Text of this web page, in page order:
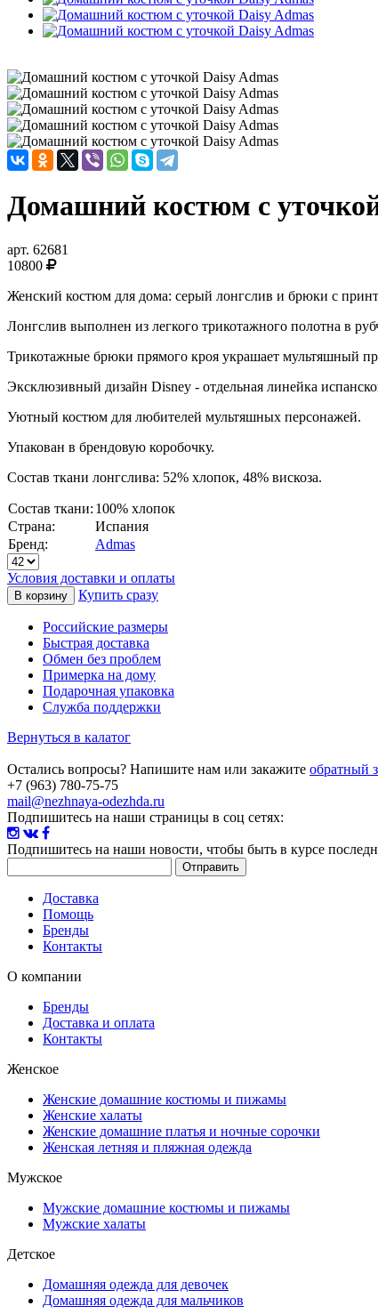
Домашний костюм с
арт. 62681
10800
Женский костюм для дома: серый лонгслив и брюки с
Лонгслив выполнен из легкого трикотажного полотна в
Трикотажные брюки прямого кроя украшает мультяшный
Эксклюзивный дизайн Disney - отдельная линейка
Уютный костюм для любителей мультяшных персонажей.
Упакован в брендовую коробочку.
Состав ткани лонгслива: 52% хлопок, 48% вискоза.
Состав ткани: 100% хлопок
Страна:
Испания
Бренд:
Admas
Условия доставки и оплаты
Купить сразу
Российские размеры
Быстрая доставка
Обмен без проблем
Примерка на дому
Подарочная упаковка
Служба поддержки
Вернуться в калатог
Остались вопросы? Напишите нам или закажите обратный
+7 (963) 780-75-75
mail@nezhnaya-odezhda.ru
Подпишитесь на наши страницы в соц сетях:
Подпишитесь на наши новости, чтобы быть в курсе
Доставка
Помощь
Бренды
Контакты
О компании
Бренды
Доставка и оплата
Контакты
Женское
Женские домашние костюмы и пижамы
Женские халаты
Женские домашние платья и ночные сорочки
Женская летняя и пляжная одежда
Мужское
Мужские домашние костюмы и пижамы
Мужские халаты
Детское
Домашняя одежда для девочек
Домашняя одежда для мальчиков